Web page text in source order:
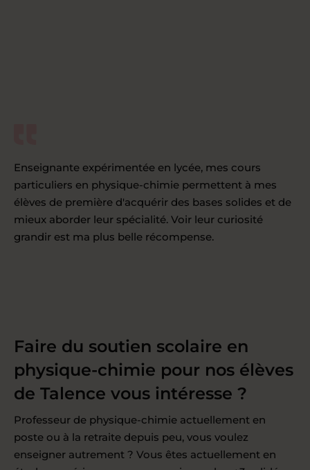
Enseignante expérimentée en lycée, mes cours
particuliers en physique-chimie permettent à mes
élèves de première d'acquérir des bases solides et de
mieux aborder leur spécialité. Voir leur curiosité
grandir est ma plus belle récompense.
Faire du soutien scolaire en
physique-chimie pour nos élèves
de Talence vous intéresse ?
Professeur de physique-chimie actuellement en
poste ou à la retraite depuis peu, vous voulez
enseigner autrement ? Vous êtes actuellement en